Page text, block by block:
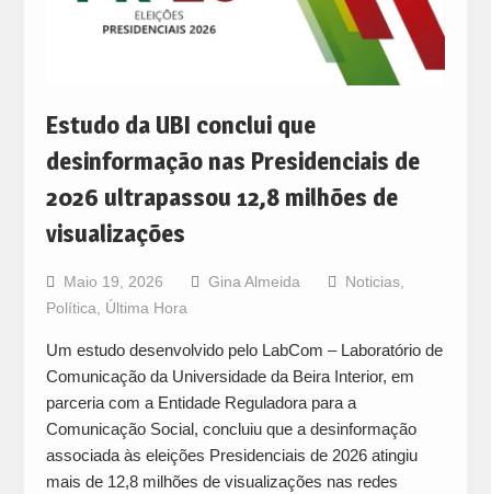
Estudo da UBI conclui que
desinformação nas Presidenciais de
2026 ultrapassou 12,8 milhões de
visualizações
Maio 19, 2026 Gina Almeida Noticias,
Política
Última Hora
Um estudo desenvolvido pelo LabCom – Laboratório de
Comunicação da Universidade da Beira Interior, em
parceria com a Entidade Reguladora para a
Comunicação Social, concluiu que a desinformação
associada às eleições Presidenciais de 2026 atingiu
mais de 12,8 milhões de visualizações nas redes